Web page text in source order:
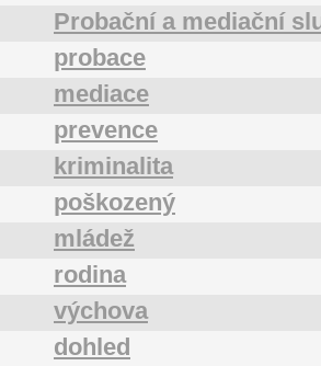
Probační a mediační
probace
mediace
prevence
kriminalita
poškozený
mládež
rodina
výchova
dohled